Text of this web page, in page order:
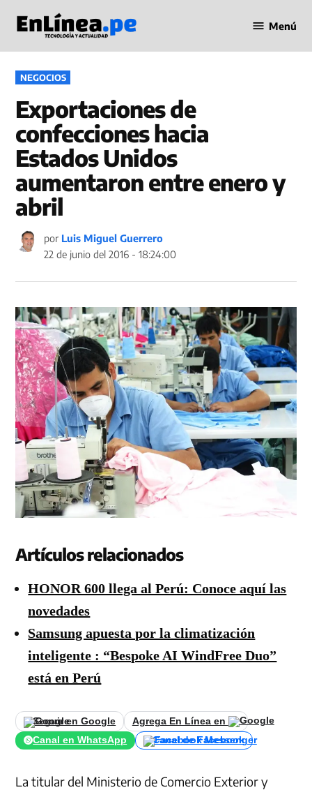
contenido
en Línea
Menú
PUBLICADO
EN
NEGOCIOS
Exportaciones de
confecciones hacia
Estados Unidos
aumentaron entre enero y
abril
por Luis Miguel Guerrero
22 de junio del 2016 - 18:24:00
Artículos relacionados
HONOR 600 llega al Perú: Conoce aquí las
novedades
Samsung apuesta por la climatización
inteligente : “Bespoke AI WindFree Duo”
está en Perú
Seguir en Google
Agrega En Línea en
Canal en WhatsApp
Canal de Facebook
La titular del Ministerio de Comercio Exterior y